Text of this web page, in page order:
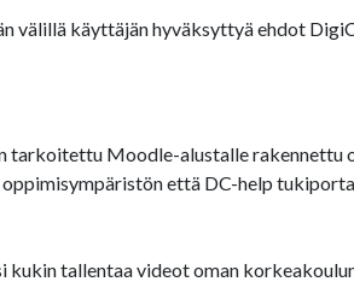
käyttäjän hyväksyttyä ehdot
tarkoitettu Moodle-alustalle rakennettu
että DC-help
tallentaa videot oman